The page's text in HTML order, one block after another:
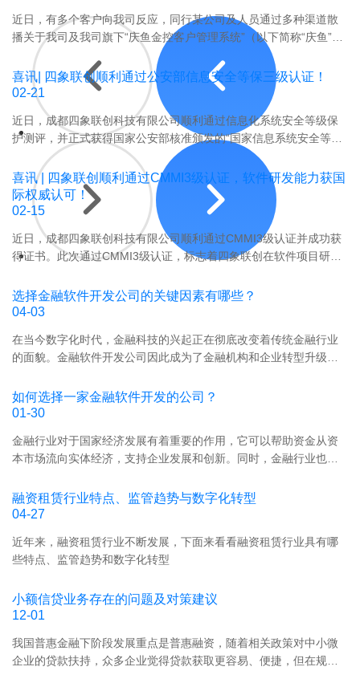
系
统，
经
从"可
选
项"变
成
担
构
生
与
的"必
选
业
提
资
赁
系
统
的
选
略
与
施
字
化
型、
本
增
效。
金
融
统
核
心
功
能
与
要
点，
小
保、
典
融
租
赁
牌
融
机
合
营、
降
心
功
模
规
要
求、
数
型
价
及
型
要
助
力
贷
公
降
效、
稳
经
四
象
近日，有多个客户向我司反应，同行某公司及人员通过多种渠道散
播关于我司及我司旗下“庆鱼金控客户管理系统”（以下简称“庆鱼”系
统）的不实言论。部分侵权人在毫无事实依据的情况下，发布针对
我司及“庆鱼”系统的诋毁言论，已经严重侵害了我司名誉。鉴于以上
不实信息有继续传播和扩大的风险，误导我司的合作方、“庆鱼”系统
用户及广大网民，在此，我司郑重声明如下：
喜讯| 四象联创顺利通过公安部信息安全等保三级认证！
02-21
​近日，成都四象联创科技有限公司顺利通过信息化系统安全等级保
护测评，并正式获得国家公安部核准颁发的“国家信息系统安全等级
保护第三级认证”。该认证的获得标志着四象联创在信息系统安全保
护方面得到了国家公安部权威机构的高度认可，表明四象联创的信
息管理能力已达到国内非银行机构的的最高标准，这彰显四象联创
科技研发的信息化系统安全能力已处于行业领先水平。
喜讯 | 四象联创顺利通过CMMI3级认证，软件研发能力获国
际权威认可！
02-15
近日，成都四象联创科技有限公司顺利通过CMMI3级认证并成功获
得证书。此次通过CMMI3级认证，标志着四象联创在软件项目研发
实施交付能力等方面已跻身业界领先水平，实现了与国际主流研发
模式相接轨。对提升公司综合实力和核心竞争力具有十分重要的作
选择金融软件开发公司的关键因素有哪些？
04-03
在当今数字化时代，金融科技的兴起正在彻底改变着传统金融行业
的面貌。金融软件开发公司因此成为了金融机构和企业转型升级的
细考虑一系列关键因素，以确保项目的顺利实施和成功运营。
如何选择一家金融软件开发的公司？
01-30
金融行业对于国家经济发展有着重要的作用，它可以帮助资金从资
本市场流向实体经济，支持企业发展和创新。同时，金融行业也面
进行监管和管理。
融资租赁行业特点、监管趋势与数字化转型
04-27
近年来，融资租赁行业不断发展，下面来看看融资租赁行业具有哪
些特点、监管趋势和数字化转型
小额信贷业务存在的问题及对策建议
12-01
​我国普惠金融下阶段发展重点是普惠融资，随着相关政策对中小微
企业的贷款扶持，众多企业觉得贷款获取更容易、便捷，但在规模